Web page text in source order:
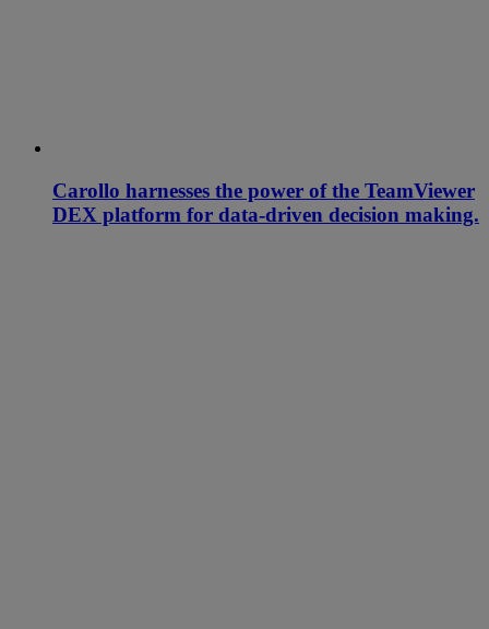
Carollo harnesses the power of the TeamViewer
DEX platform for data-driven decision making.